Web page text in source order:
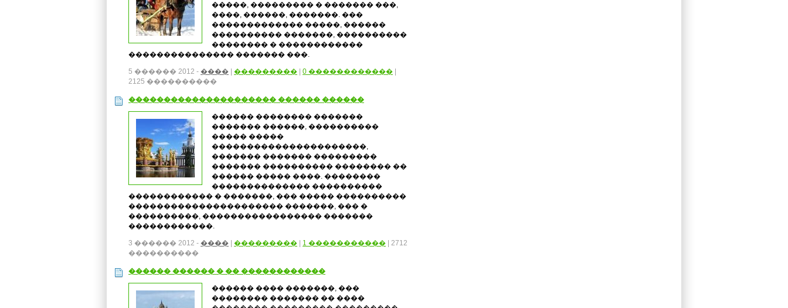
�����, ��������� � ������� ���,
����, ������, �������. ���
������������� �����, ������
���������� �������, ����������
�������� � ������������
��������������� ������� ���.
5 ������ 2012 - ���� ��������� 0 ������������
2125 ����������
��������������������� ������ ������
������ �������� �������
������� ������, ����������
����� �����
����������������������,
������� ������� ���������
������� ���������� �������� ��
������ ����� ����. ��������
�������������� ����������
������������ � �������, ��� ����� ����������
���������������������� �������, ��� �
����������, ����������������� �������
������������.
3 ������ 2012 - ���� ��������� 1 ����������� | 2712
����������
������ ������ � �� ������������
������ ���� �������, ���
�������� ������� �� ����